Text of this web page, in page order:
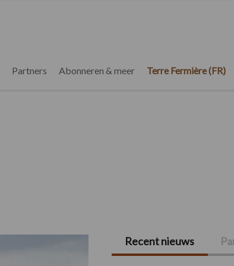
Partners Abonneren & meer Terre Fermière (FR)
Primaire
Recent nieuws